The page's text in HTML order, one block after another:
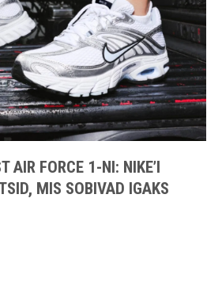
AIR FORCE 1-NI: NIKE’I
MIS SOBIVAD IGAKS